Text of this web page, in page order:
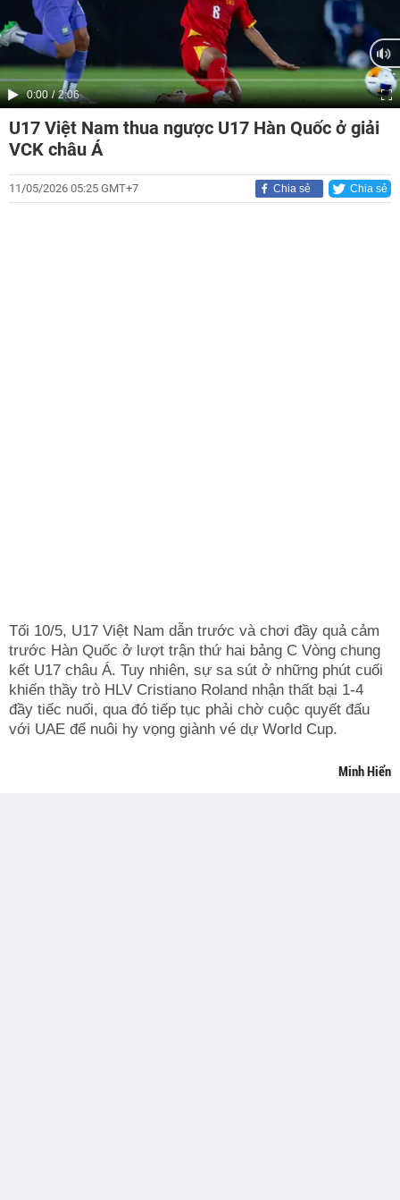
Current
Time
0:00 / Duration
2:06
U17 Việt Nam thua ngược U17 Hàn Quốc ở giải
VCK châu Á
11/05/2026 05:25 GMT+7 Chia sẻ Chia sẻ
Tối 10/5, U17 Việt Nam dẫn trước và chơi đầy quả cảm
trước Hàn Quốc ở lượt trận thứ hai bảng C Vòng chung
kết U17 châu Á. Tuy nhiên, sự sa sút ở những phút cuối
khiến thầy trò HLV Cristiano Roland nhận thất bại 1-4
đầy tiếc nuối, qua đó tiếp tục phải chờ cuộc quyết đấu
với UAE để nuôi hy vọng giành vé dự World Cup.
Minh Hiển